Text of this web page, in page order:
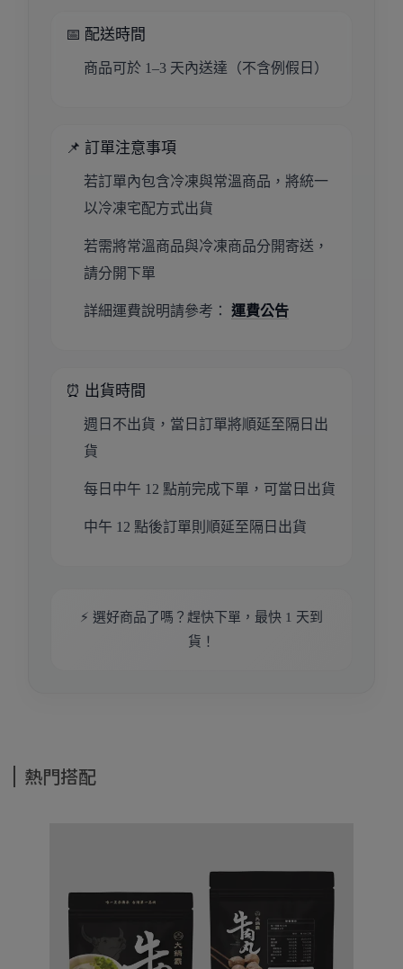
📅 配送時間
商品可於 1–3 天內送達（不含例假日）
📌 訂單注意事項
若訂單內包含冷凍與常溫商品，將統一
以冷凍宅配方式出貨
若需將常溫商品與冷凍商品分開寄送，
請分開下單
詳細運費說明請參考： 運費公告
⏰ 出貨時間
週日不出貨，當日訂單將順延至隔日出
貨
每日中午 12 點前完成下單，可當日出貨
中午 12 點後訂單則順延至隔日出貨
⚡ 選好商品了嗎？趕快下單，最快 1 天到
貨！
熱門搭配